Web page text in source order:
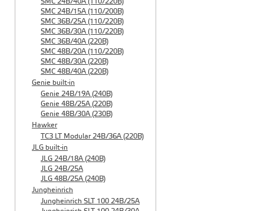
SMC 24B/15A (110/200B)
SMC 36B/25A (110/220B)
SMC 36B/30A (110/220B)
SMC 36B/40A (220B)
SMC 48B/20A (110/220B)
SMC 48B/30A (220B)
SMC 48B/40A (220B)
Genie built-in
Genie 24B/19A (240B)
Genie 48B/25A (220B)
Genie 48B/30A (230B)
Hawker
TC3 LT Modular 24В/36А (220B)
JLG built-in
JLG 24B/18A (240B)
JLG 24B/25A
JLG 48B/25A (240B)
Jungheinrich
Jungheinrich SLT 100 24B/25A